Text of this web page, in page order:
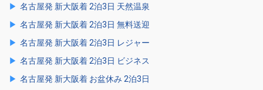
名古屋発 新大阪着 2泊3日 天然温泉
名古屋発 新大阪着 2泊3日 無料送迎
名古屋発 新大阪着 2泊3日 レジャー
名古屋発 新大阪着 2泊3日 ビジネス
名古屋発 新大阪着 お盆休み 2泊3日